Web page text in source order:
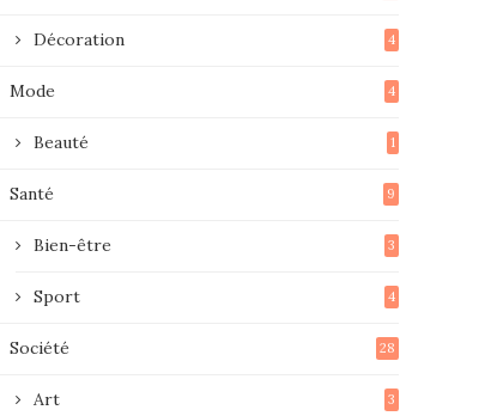
Décoration 4
Mode 4
Beauté 1
Santé 9
Bien-être 3
Sport 4
Société 28
Art 3